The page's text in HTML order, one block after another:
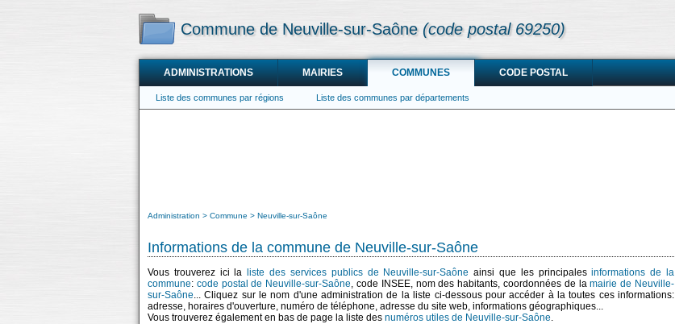
Commune de Neuville-sur-Saône (code postal 69250)
ADMINISTRATIONS MAIRIES COMMUNES CODE POSTAL
Liste des communes par régions Liste des communes par départements
Administration Commune Neuville-sur-Saône
Informations de la commune de Neuville-sur-Saône
Vous trouverez ici la liste des services publics de Neuville-sur-Saône ainsi que les principalesinformations de la
commune: code postal de Neuville-sur-Saône, code INSEE, nom des habitants, coordonnées de lamairie de Neuville-
sur-Saône... Cliquez sur le nom d'une administration de la liste ci-dessous pour accéder à la toutes ces informations:
adresse, horaires d'ouverture, numéro de téléphone, adresse du site web, informations géographiques...
Vous trouverez également en bas de page la liste des numéros utiles de Neuville-sur-Saône.